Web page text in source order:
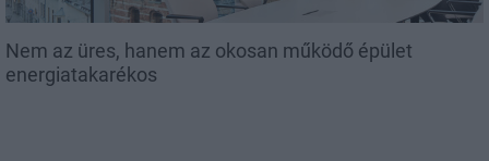
Nem az üres, hanem az okosan működő épület
energiatakarékos